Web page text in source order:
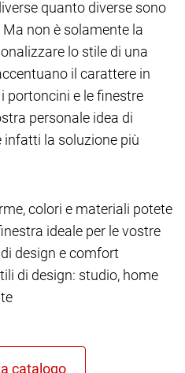
quanto diverse sono
non è solamente la
lo stile di una
il carattere in
portoncini e le finestre
personale idea di
la soluzione più
colori e materiali potete
ideale per le vostre
design e comfort
di design: studio, home